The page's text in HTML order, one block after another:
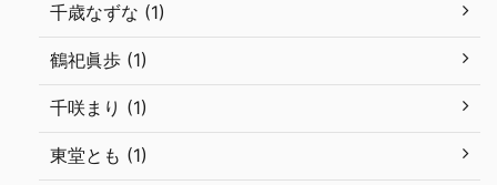
千歳なずな (1)
鶴祀眞歩 (1)
千咲まり (1)
東堂とも (1)